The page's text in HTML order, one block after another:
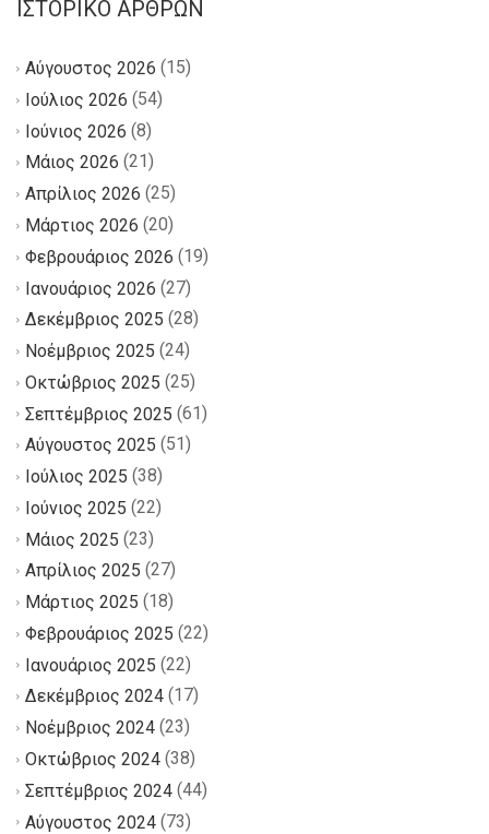
ΙΣΤΟΡΙΚΌ ΆΡΘΡΩΝ
Αύγουστος 2026 (15)
Ιούλιος 2026 (54)
Ιούνιος 2026 (8)
Μάιος 2026 (21)
Απρίλιος 2026 (25)
Μάρτιος 2026 (20)
Φεβρουάριος 2026 (19)
Ιανουάριος 2026 (27)
Δεκέμβριος 2025 (28)
Νοέμβριος 2025 (24)
Οκτώβριος 2025 (25)
Σεπτέμβριος 2025 (61)
Αύγουστος 2025 (51)
Ιούλιος 2025 (38)
Ιούνιος 2025 (22)
Μάιος 2025 (23)
Απρίλιος 2025 (27)
Μάρτιος 2025 (18)
Φεβρουάριος 2025 (22)
Ιανουάριος 2025 (22)
Δεκέμβριος 2024 (17)
Νοέμβριος 2024 (23)
Οκτώβριος 2024 (38)
Σεπτέμβριος 2024 (44)
Αύγουστος 2024 (73)